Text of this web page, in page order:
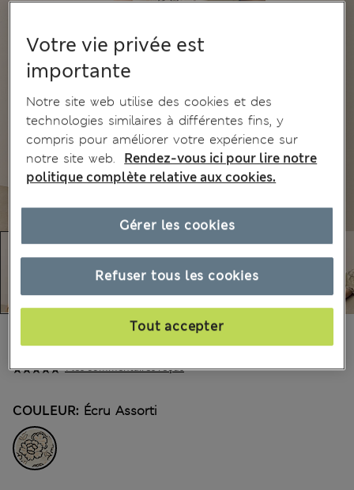
1 les commentaires reçus
Tous les prix incluent les taxes et les frais de douanes
COULEUR: Écru Assorti
Votre vie privée est
importante
Notre site web utilise des cookies et des
technologies similaires à différentes fins, y
compris pour améliorer votre expérience sur
notre site web.
Rendez-vous ici pour lire notre
politique complète relative aux cookies.
Refuser tous les cookies
Tout accepter
Gérer les cookies